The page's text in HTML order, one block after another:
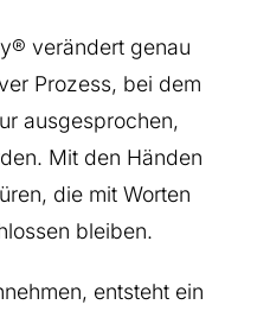
verändert genau
Prozess, bei dem
ausgesprochen,
Mit den Händen
die mit Worten
bleiben.
entsteht ein